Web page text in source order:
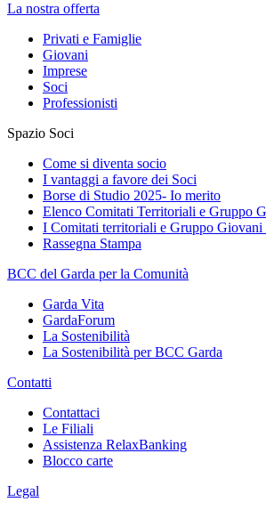
La nostra offerta
Privati e Famiglie
Giovani
Imprese
Soci
Professionisti
Spazio Soci
Come si diventa socio
I vantaggi a favore dei Soci
Borse di Studio 2025- Io merito
Elenco Comitati Territoriali e Gruppo
I Comitati territoriali e Gruppo Giovani
Rassegna Stampa
BCC del Garda per la Comunità
Garda Vita
GardaForum
La Sostenibilità
La Sostenibilità per BCC Garda
Contatti
Contattaci
Le Filiali
Assistenza RelaxBanking
Blocco carte
Legal